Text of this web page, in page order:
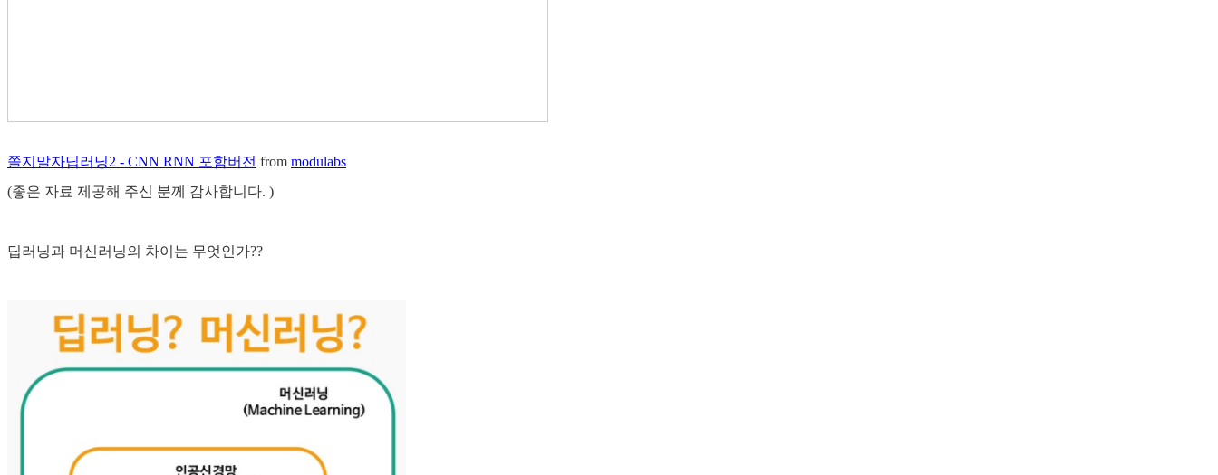
쫄지말자딥러닝2 - CNN RNN 포함버전 from modulabs
(좋은 자료 제공해 주신 분께 감사합니다. )
딥러닝과 머신러닝의 차이는 무엇인가??